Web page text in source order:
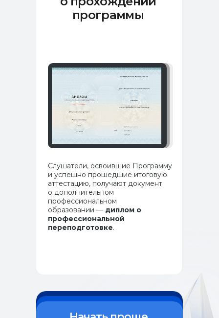
программы
Слушатели, освоившие Программу
и успешно прошедшие итоговую
аттестацию, получают документ
о дополнительном
профессиональном
образовании — диплом о
профессиональной
переподготовке.
Об институте